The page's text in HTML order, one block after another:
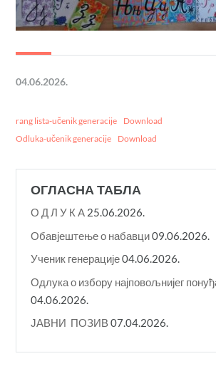
04.06.2026.
rang lista-učenik generacije
Download
Odluka-učenik generacije
Download
ОГЛАСНА ТАБЛА
О Д Л У К A 25.06.2026.
Обавјештење о набавци09.06.2026.
Ученик генерације04.06.2026.
Одлука о избору најповољнијег
04.06.2026.
ЈАВНИ ПОЗИВ 07.04.2026.